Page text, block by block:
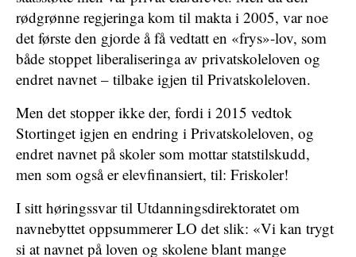
rødgrønne regjeringa kom til makta i 2005, var noe
det første den gjorde å få vedtatt en «frys»-lov, som
både stoppet liberaliseringa av privatskoleloven og
endret navnet – tilbake igjen til Privatskoleloven.
Men det stopper ikke der, fordi i 2015 vedtok
Stortinget igjen en endring i Privatskoleloven, og
endret navnet på skoler som mottar statstilskudd,
men som også er elevfinansiert, til: Friskoler!
I sitt høringssvar til Utdanningsdirektoratet om
navnebyttet oppsummerer LO det slik: «Vi kan trygt
si at navnet på loven og skolene blant mange